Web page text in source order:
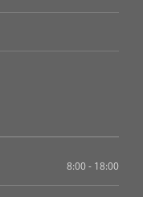
8:00 - 18:00